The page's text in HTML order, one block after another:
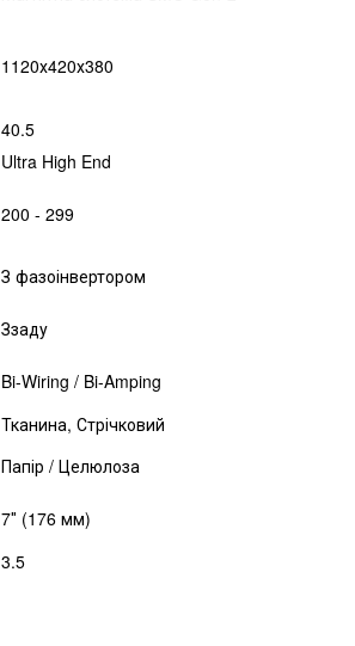
1120х420х380
40.5
Ultra High End
200 - 299
З фазоінвертором
Ззаду
Bi-Wiring / Bi-Amping
Тканина, Стрічковий
Папір / Целюлоза
7″ (176 мм)
3.5